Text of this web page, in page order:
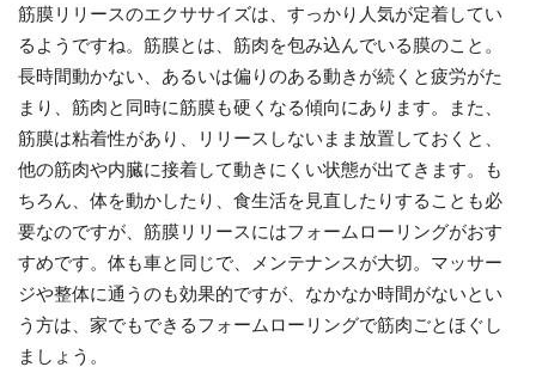
筋膜リリースのエクササイズは、すっかり人気が定着してい
るようですね。筋膜とは、筋肉を包み込んでいる膜のこと。
長時間動かない、あるいは偏りのある動きが続くと疲労がた
まり、筋肉と同時に筋膜も硬くなる傾向にあります。また、
筋膜は粘着性があり、リリースしないまま放置しておくと、
他の筋肉や内臓に接着して動きにくい状態が出てきます。も
ちろん、体を動かしたり、食生活を見直したりすることも必
要なのですが、筋膜リリースにはフォームローリングがおす
すめです。体も車と同じで、メンテナンスが大切。マッサー
ジや整体に通うのも効果的ですが、なかなか時間がないとい
う方は、家でもできるフォームローリングで筋肉ごとほぐし
ましょう。